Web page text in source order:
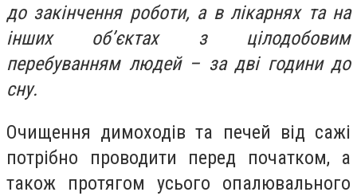
до закінчення роботи, а в лікарнях та на
інших об’єктах з цілодобовим
перебуванням людей – за дві години до
сну.
Очищення димоходів та печей від сажі
потрібно проводити перед початком, а
також протягом усього опалювального